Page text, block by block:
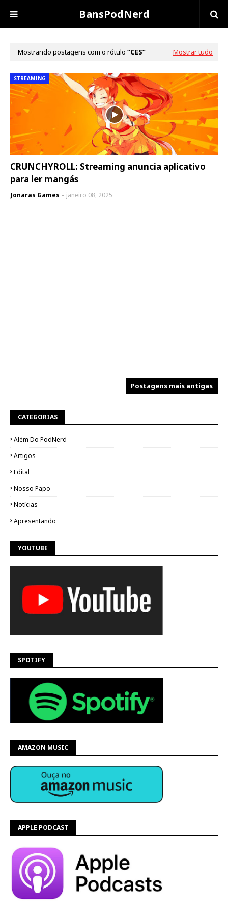
BansPodNerd
Mostrando postagens com o rótulo CES Mostrar tudo
STREAMING
CRUNCHYROLL: Streaming anuncia aplicativo
para ler mangás
Jonaras Games janeiro 08, 2025
Postagens mais antigas
CATEGORIAS
Além Do PodNerd
Artigos
Edital
Nosso Papo
Notícias
Apresentando
YOUTUBE
SPOTIFY
AMAZON MUSIC
APPLE PODCAST